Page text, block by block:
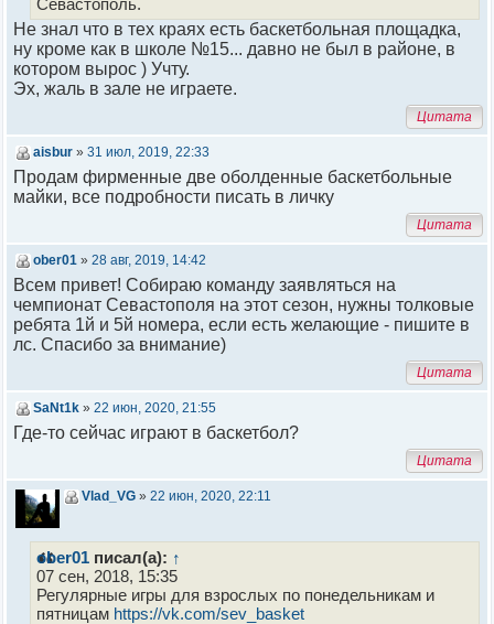
Севастополь.
Не знал что в тех краях есть баскетбольная площадка,
ну кроме как в школе №15... давно не был в районе, в
котором вырос ) Учту.
Эх, жаль в зале не играете.
Цитата
aisbur » 31 июл, 2019, 22:33
Продам фирменные две оболденные баскетбольные
майки, все подробности писать в личку
Цитата
ober01 » 28 авг, 2019, 14:42
Всем привет! Собираю команду заявляться на
чемпионат Севастополя на этот сезон, нужны толковые
ребята 1й и 5й номера, если есть желающие - пишите в
лс. Спасибо за внимание)
Цитата
SaNt1k » 22 июн, 2020, 21:55
Где-то сейчас играют в баскетбол?
Цитата
Vlad_VG » 22 июн, 2020, 22:11
ober01 писал(а): ↑
07 сен, 2018, 15:35
Регулярные игры для взрослых по понедельникам и
пятницам https://vk.com/sev_basket